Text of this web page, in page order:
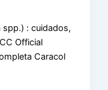
spp.) : cuidados,
Official
Caracol